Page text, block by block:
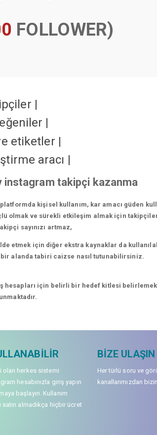
FOLLOWER)
|
|
etiketler |
aracı |
instagram takipçi kazanma
kişisel kullanım, kar amacı güden
olmak ve sürekli etkileşim almak için
sayınızı artmaz,
etmek için diğer ekstra kaynaklar da
alanda tabiri caizse nasıl tutunabilirsiniz.
hesapları için belirli bir hedef kitlesi
olan herkes sistemi
hesabınızla giriş yapın
başlayın. Kullanım
almadıkça hiçbir ücret
BIZE ULAŞIN
Her türlü soru ve
kanallarımızdan